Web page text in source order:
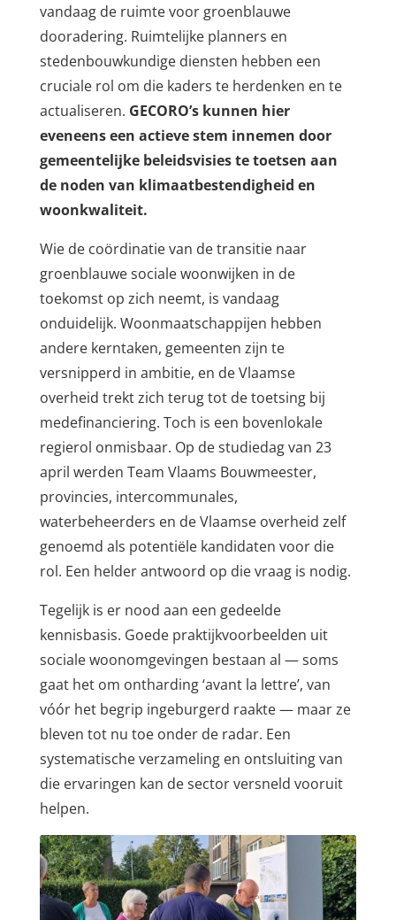
vandaag de ruimte voor groenblauwe
dooradering. Ruimtelijke planners en
stedenbouwkundige diensten hebben een
cruciale rol om die kaders te herdenken en te
actualiseren. GECORO’s kunnen hier
eveneens een actieve stem innemen door
gemeentelijke beleidsvisies te toetsen aan
de noden van klimaatbestendigheid en
woonkwaliteit.
Wie de coördinatie van de transitie naar
groenblauwe sociale woonwijken in de
toekomst op zich neemt, is vandaag
onduidelijk. Woonmaatschappijen hebben
andere kerntaken, gemeenten zijn te
versnipperd in ambitie, en de Vlaamse
overheid trekt zich terug tot de toetsing bij
medefinanciering. Toch is een bovenlokale
regierol onmisbaar. Op de studiedag van 23
april werden Team Vlaams Bouwmeester,
provincies, intercommunales,
waterbeheerders en de Vlaamse overheid zelf
genoemd als potentiële kandidaten voor die
rol. Een helder antwoord op die vraag is nodig.
Tegelijk is er nood aan een gedeelde
kennisbasis. Goede praktijkvoorbeelden uit
sociale woonomgevingen bestaan al — soms
gaat het om ontharding ‘avant la lettre’, van
vóór het begrip ingeburgerd raakte — maar ze
bleven tot nu toe onder de radar. Een
systematische verzameling en ontsluiting van
die ervaringen kan de sector versneld vooruit
helpen.